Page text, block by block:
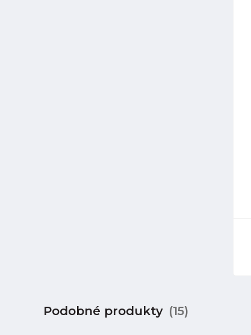
Podobné produkty (15)